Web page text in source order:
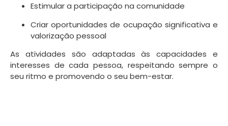
Estimular a participação na comunidade
Criar oportunidades de ocupação significativa e
valorização pessoal
As atividades são adaptadas às capacidades e
interesses de cada pessoa, respeitando sempre o
seu ritmo e promovendo o seu bem-estar.